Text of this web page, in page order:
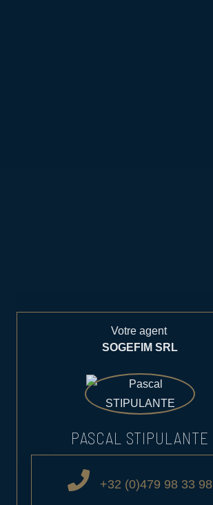
Votre agent
SOGEFIM SRL
PASCAL STIPULANTE
+32 (0)479 98 33 98